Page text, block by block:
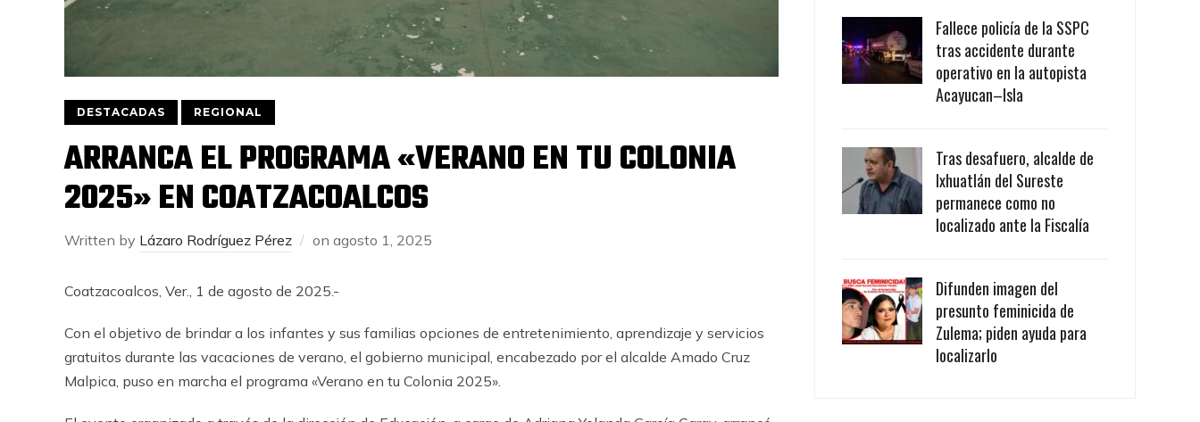
DESTACADAS REGIONAL
ARRANCA EL PROGRAMA «VERANO EN TU COLONIA
2025» EN COATZACOALCOS
Written by Lázaro Rodríguez Pérez on agosto 1, 2025
Coatzacoalcos, Ver., 1 de agosto de 2025.-
Con el objetivo de brindar a los infantes y sus familias opciones de entretenimiento, aprendizaje y servicios
gratuitos durante las vacaciones de verano, el gobierno municipal, encabezado por el alcalde Amado Cruz
Malpica, puso en marcha el programa «Verano en tu Colonia 2025».
Fallece policía de la SSPC
tras accidente durante
operativo en la autopista
Acayucan–Isla
Tras desafuero, alcalde de
Ixhuatlán del Sureste
permanece como no
localizado ante la Fiscalía
Difunden imagen del
presunto feminicida de
Zulema; piden ayuda para
localizarlo